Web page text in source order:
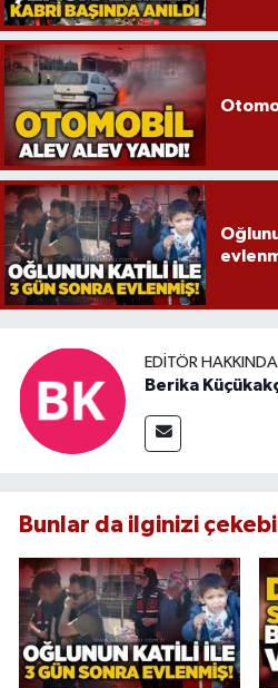
EDITÖR HAKKINDA
Berika
Bunlar da ilginizi